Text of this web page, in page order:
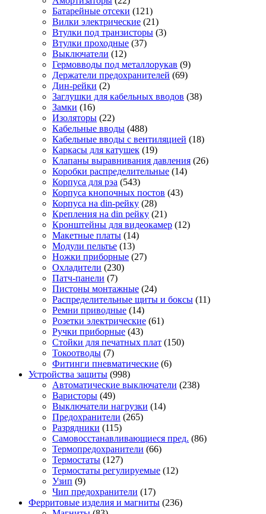
Батарейные отсеки (121)
Вилки электрические (21)
Втулки под транзисторы (3)
Втулки проходные (37)
Выключатели (12)
Гермовводы под металлорукав (9)
Держатели предохранителей (69)
Дин-рейки (2)
Заглушки для кабельных вводов (38)
Замки (16)
Изоляторы (22)
Кабельные вводы (488)
Кабельные вводы с вентиляцией (18)
Каркасы для катушек (19)
Клапаны выравнивания давления (26)
Коробки распределительные (14)
Корпуса для рэа (543)
Корпуса кнопочных постов (43)
Корпуса на din-рейку (28)
Крепления на din рейку (21)
Кронштейны для видеокамер (12)
Макетные платы (14)
Модули пельтье (13)
Ножки приборные (27)
Охладители (230)
Патч-панели (7)
Пистоны монтажные (24)
Распределительные щиты и боксы (11)
Ремни приводные (14)
Розетки электрические (61)
Ручки приборные (43)
Стойки для печатных плат (150)
Токоотводы (7)
Фитинги пневматические (6)
Устройства защиты (998)
Автоматические выключатели (238)
Варисторы (49)
Выключатели нагрузки (14)
Предохранители (265)
Разрядники (115)
Самовосстанавливающиеся пред. (86)
Термопредохранители (66)
Термостаты (127)
Термостаты регулируемые (12)
Узип (9)
Чип предохранители (17)
Ферритовые изделия и магниты (236)